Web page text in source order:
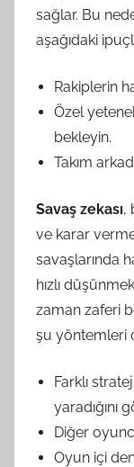
sağlar. Bu
aşağıdaki
Rakiplerin
Özel
bekleyin.
Takım
Savaş zekası,
ve karar
savaşlarında
hızlı
zaman zaferi
şu yöntemleri
Farklı
yaradığını
Diğer
Oyun içi